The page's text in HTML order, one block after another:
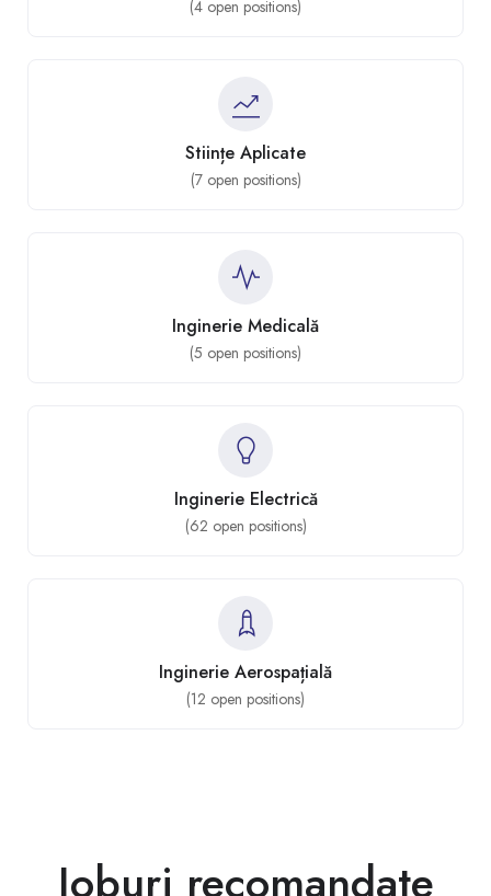
(4 open positions)
Stiințe Aplicate
(7open positions)
Inginerie Medicală
(5 open positions)
Inginerie Electrică
(62 open positions)
Inginerie Aerospațială
(12 open positions)
Joburi recomandate